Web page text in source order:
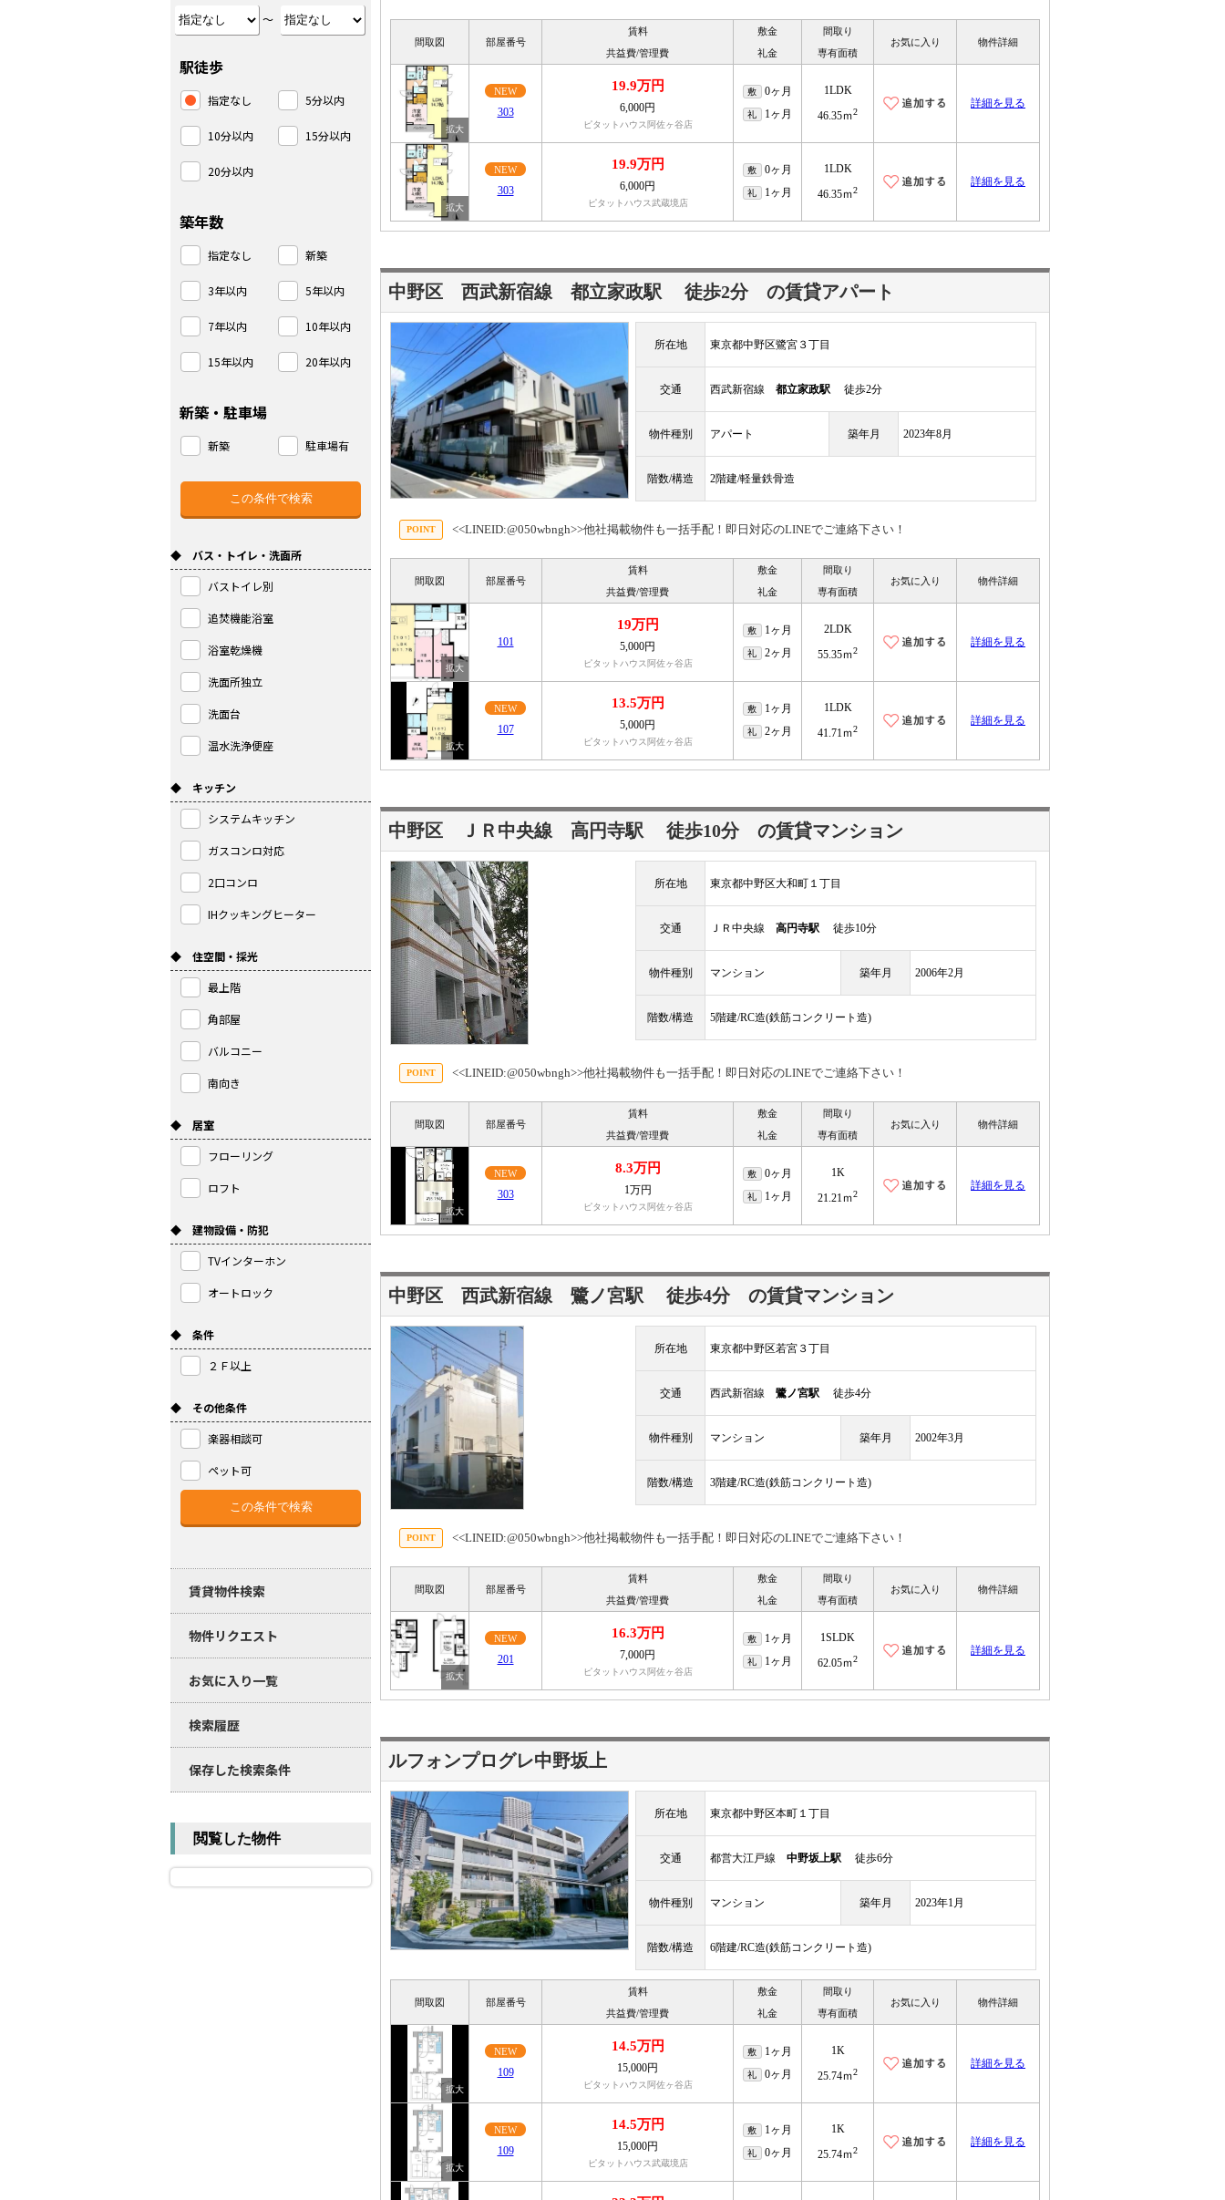
間取図 部屋番号
賃料
共益費/管理費
敷金
礼金
間取り
専有面積
お気に入り 物件詳細
NEW
303
19.9万円
6,000円
ピタットハウス阿佐ヶ谷店
敷 0ヶ月
礼 1ヶ月
1LDK
46.35ｍ2
詳細を見る
NEW
303
19.9万円
6,000円
ピタットハウス武蔵境店
敷 0ヶ月
礼 1ヶ月
1LDK
46.35ｍ2
詳細を見る
中野区 西武新宿線 都立家政駅 徒歩2分 の賃貸アパート
所在地 東京都中野区鷺宮３丁目
交通 西武新宿線 都立家政駅 徒歩2分
物件種別 アパート 築年月 2023年8月
階数/構造 2階建/軽量鉄骨造
<<LINEID:@050wbngh>>他社掲載物件も一括手配！即日対応のLINEでご連絡下さい！
間取図 部屋番号
賃料
共益費/管理費
敷金
礼金
間取り
専有面積
お気に入り 物件詳細
101
19万円
5,000円
ピタットハウス阿佐ヶ谷店
敷 1ヶ月
礼 2ヶ月
2LDK
55.35ｍ2
詳細を見る
NEW
107
13.5万円
5,000円
ピタットハウス阿佐ヶ谷店
敷 1ヶ月
礼 2ヶ月
1LDK
41.71ｍ2
詳細を見る
中野区 ＪＲ中央線 高円寺駅 徒歩10分 の賃貸マンション
所在地 東京都中野区大和町１丁目
交通 ＪＲ中央線 高円寺駅 徒歩10分
物件種別 マンション 築年月 2006年2月
階数/構造 5階建/RC造(鉄筋コンクリート造)
<<LINEID:@050wbngh>>他社掲載物件も一括手配！即日対応のLINEでご連絡下さい！
間取図 部屋番号
賃料
共益費/管理費
敷金
礼金
間取り
専有面積
お気に入り 物件詳細
NEW
303
8.3万円
1万円
ピタットハウス阿佐ヶ谷店
敷 0ヶ月
礼 1ヶ月
1K
21.21ｍ2
詳細を見る
中野区 西武新宿線 鷺ノ宮駅 徒歩4分 の賃貸マンション
所在地 東京都中野区若宮３丁目
交通 西武新宿線 鷺ノ宮駅 徒歩4分
物件種別 マンション 築年月 2002年3月
階数/構造 3階建/RC造(鉄筋コンクリート造)
<<LINEID:@050wbngh>>他社掲載物件も一括手配！即日対応のLINEでご連絡下さい！
間取図 部屋番号
賃料
共益費/管理費
敷金
礼金
間取り
専有面積
お気に入り 物件詳細
NEW
201
16.3万円
7,000円
ピタットハウス阿佐ヶ谷店
敷 1ヶ月
礼 1ヶ月
1SLDK
62.05ｍ2
詳細を見る
ルフォンプログレ中野坂上
所在地 東京都中野区本町１丁目
交通 都営大江戸線 中野坂上駅 徒歩6分
物件種別 マンション 築年月 2023年1月
階数/構造 6階建/RC造(鉄筋コンクリート造)
間取図 部屋番号
賃料
共益費/管理費
敷金
礼金
間取り
専有面積
お気に入り 物件詳細
NEW
109
14.5万円
15,000円
ピタットハウス阿佐ヶ谷店
敷 1ヶ月
礼 0ヶ月
1K
25.74ｍ2
詳細を見る
NEW
109
14.5万円
15,000円
ピタットハウス武蔵境店
敷 1ヶ月
礼 0ヶ月
1K
25.74ｍ2
詳細を見る
～
駅徒歩
指定なし 5分以内
10分以内 15分以内
20分以内
築年数
指定なし 新築
3年以内 5年以内
7年以内 10年以内
15年以内 20年以内
新築・駐車場
新築 駐車場有
◆ バス・トイレ・洗面所
バストイレ別
追焚機能浴室
浴室乾燥機
洗面所独立
洗面台
温水洗浄便座
◆ キッチン
システムキッチン
ガスコンロ対応
2口コンロ
IHクッキングヒーター
◆ 住空間・採光
最上階
角部屋
バルコニー
南向き
◆ 居室
フローリング
ロフト
◆ 建物設備・防犯
TVインターホン
オートロック
◆ 条件
２Ｆ以上
◆ その他条件
楽器相談可
ペット可
賃貸物件検索
物件リクエスト
お気に入り一覧
検索履歴
保存した検索条件
閲覧した物件